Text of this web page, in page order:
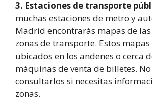
3. Estaciones de transporte
muchas estaciones de metro y
Madrid encontrarás mapas de
zonas de transporte. Estos
ubicados en los andenes o cerca
máquinas de venta de billetes.
consultarlos si necesitas
zonas.